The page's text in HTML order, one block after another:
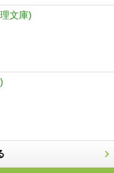
文庫)